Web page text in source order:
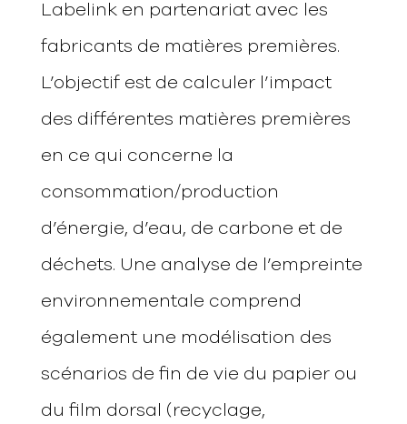
Labelink en partenariat avec les
fabricants de matières premières.
L’objectif est de calculer l’impact
des différentes matières premières
en ce qui concerne la
consommation/production
d’énergie, d’eau, de carbone et de
déchets. Une analyse de l’empreinte
environnementale comprend
également une modélisation des
scénarios de fin de vie du papier ou
du film dorsal (recyclage,